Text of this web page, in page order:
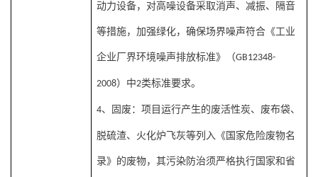
动力设备，对高噪设备采取消声、减振、隔音
等措施，加强绿化，确保场界噪声符合《工业
企业厂界环境噪声排放标准》（GB12348-
2008）中2类标准要求。
4、固废：项目运行产生的废活性炭、废布袋、
脱硫渣、火化炉飞灰等列入《国家危险废物名
录》的废物，其污染防治须严格执行国家和省